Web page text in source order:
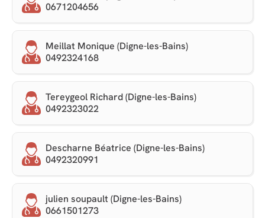
0671204656
Meillat Monique (Digne-les-Bains)
0492324168
Tereygeol Richard (Digne-les-Bains)
0492323022
Descharne Béatrice (Digne-les-Bains)
0492320991
julien soupault (Digne-les-Bains)
0661501273